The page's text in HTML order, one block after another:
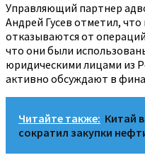
Управляющий партнер
Андрей Гусев отметил,
отказываются от
что они были
юридическими лицами из
активно обсуждают в
Читайте также: Китай
сократил закупки